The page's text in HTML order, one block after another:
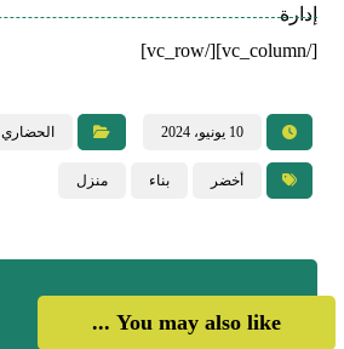
إدارة
[/vc_column][/vc_row]
10 يونيو، 2024 الحضاري
أخضر بناء منزل
You may also like ...